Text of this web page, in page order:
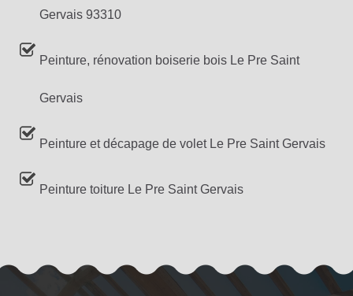
Gervais 93310
Peinture, rénovation boiserie bois Le Pre Saint
Gervais
Peinture et décapage de volet Le Pre Saint Gervais
Peinture toiture Le Pre Saint Gervais